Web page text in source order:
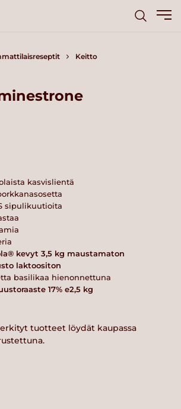
Keitto
kasvislientä
sipulikuutioita
kevyt 3,5 kg maustamaton
laktoositon
basilikaa hienonnettuna
17% e2,5 kg
tuotteet löydät kaupassa